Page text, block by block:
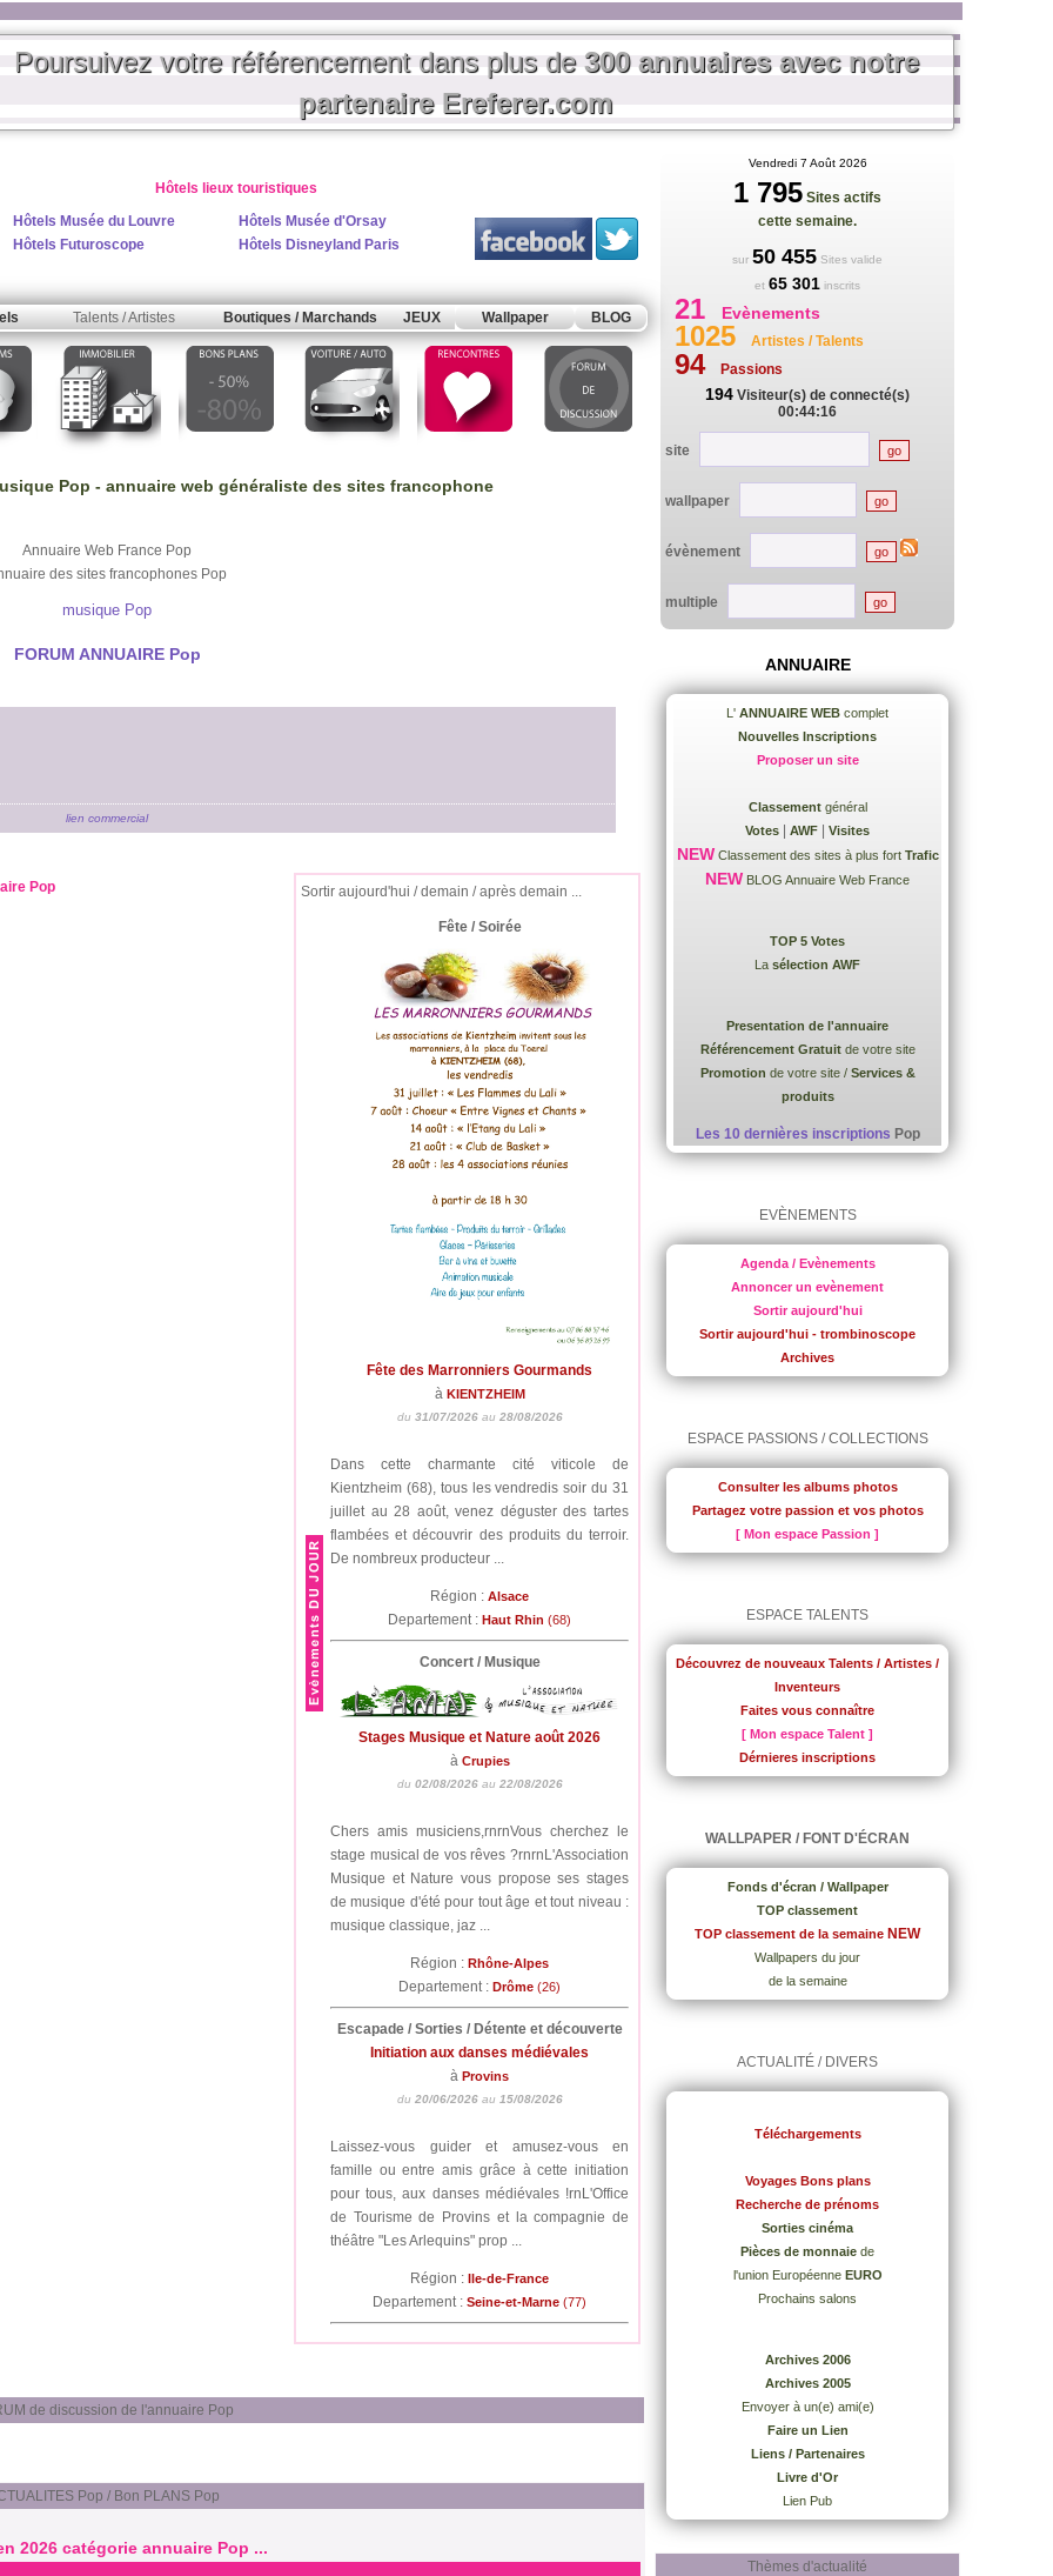
Poursuivez votre référencement dans plus de300 annuaires avec notre
partenaire Ereferer.com
Hôtels lieux touristiques
Hôtels Musée du Louvre
Hôtels Musée d'Orsay
Hôtels Futuroscope
Hôtels Disneyland Paris
Talents / Artistes Boutiques / Marchands JEUX Wallpaper BLOG
Pop - annuaire web généraliste des sites francophone
Annuaire Web France Pop
des sites francophones Pop
musique Pop
FORUM ANNUAIRE Pop
lien commercial
Pop Sortir aujourd'hui / demain / après demain ...
Fête / Soirée
Fête des Marronniers Gourmands
à KIENTZHEIM
du 31/07/2026au 28/08/2026
Dans cette charmante cité viticole de
Kientzheim (68), tous les vendredis soir du 31
juillet au 28 août, venez déguster des tartes
flambées et découvrir des produits du terroir.
De nombreux producteur ...
Région : Alsace
Departement : Haut Rhin (68)
Concert / Musique
Stages Musique et Nature août 2026
à Crupies
du 02/08/2026au 22/08/2026
Chers amis musiciens,rnrnVous cherchez le
stage musical de vos rêves ?rnrnL'Association
Musique et Nature vous propose ses stages
de musique d'été pour tout âge et tout niveau :
musique classique, jaz ...
Région : Rhône-Alpes
Departement : Drôme (26)
Escapade / Sorties / Détente et découverte
Initiation aux danses médiévales
à Provins
du 20/06/2026au 15/08/2026
Laissez-vous guider et amusez-vous en
famille ou entre amis grâce à cette initiation
pour tous, aux danses médiévales !rnL'Office
de Tourisme de Provins et la compagnie de
théâtre "Les Arlequins" prop ...
Région : Ile-de-France
Departement : Seine-et-Marne (77)
de discussion de l'annuaire Pop
Pop / Bon PLANS Pop
2026 catégorie annuaire Pop ...
Vendredi 7 Août 2026
1 795 Sites actifs
cette semaine.
sur 50 455 Sites valide
et 65 301 inscrits
21 Evènements
1025 Artistes / Talents
94 Passions
194 Visiteur(s) de connecté(s)
00:44:16
site
wallpaper
évènement
multiple
ANNUAIRE
L' ANNUAIRE WEB complet
Nouvelles Inscriptions
Proposer un site
Classementgénéral
Votes
AWF Visites
NEWClassement des sites à plus fort Trafic
NEW BLOG Annuaire Web France
TOP 5 Votes
La sélection AWF
Presentation de l'annuaire
Référencement Gratuitde votre site
Promotion de votre site / Services &
produits
Les 10 dernières inscriptions Pop
EVÈNEMENTS
Agenda / Evènements
Annoncer un evènement
Sortir aujourd'hui
Sortir aujourd'hui - trombinoscope
Archives
ESPACE PASSIONS / COLLECTIONS
Consulter les albums photos
Partagez votre passion et vos photos
[ Mon espace Passion ]
ESPACE TALENTS
Découvrez de nouveaux Talents / Artistes /
Inventeurs
Faites vous connaître
[ Mon espace Talent ]
Dérnieres inscriptions
WALLPAPER / FONT D'ÉCRAN
Fonds d'écran / Wallpaper
TOP classement
TOP classement de la semaine NEW
Wallpapers du jour
de la semaine
ACTUALITÉ / DIVERS
Téléchargements
Voyages Bons plans
Recherche de prénoms
Sorties cinéma
Pièces de monnaie de
l'union Européenne EURO
Prochains salons
Archives 2006
Archives 2005
Envoyer à un(e) ami(e)
Faire un Lien
Liens / Partenaires
Livre d'Or
Lien Pub
Thèmes d'actualité